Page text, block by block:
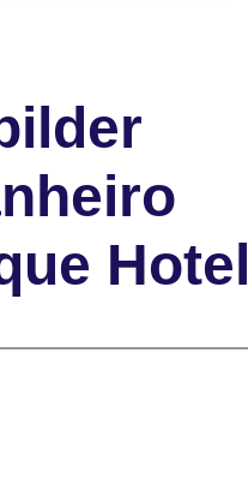
Hotel